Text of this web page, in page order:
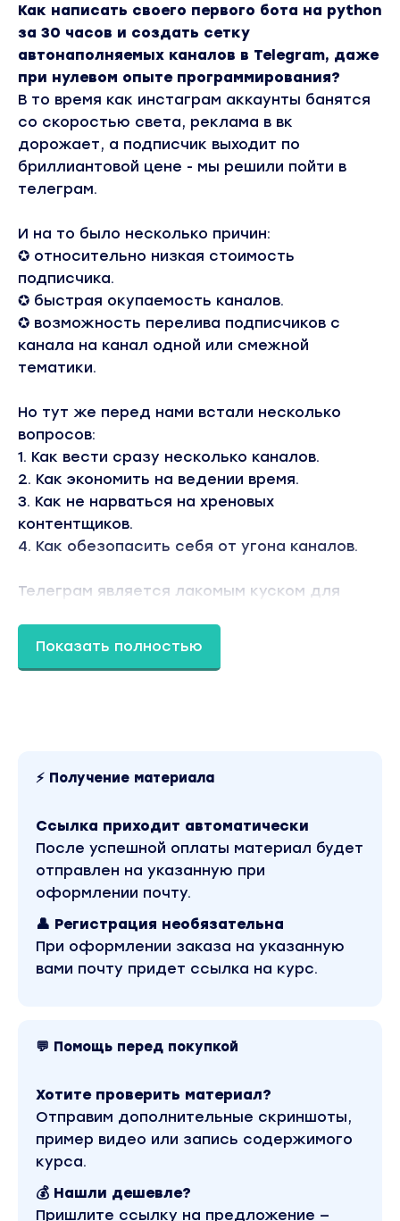
Как написать своего первого бота на python
за 30 часов и создать сетку
автонаполняемых каналов в Telegram, даже
при нулевом опыте программирования?
В то время как инстаграм аккаунты банятся
со скоростью света, реклама в вк
дорожает, а подписчик выходит по
бриллиантовой цене - мы решили пойти в
телеграм.
И на то было несколько причин:
✪ относительно низкая стоимость
подписчика.
✪ быстрая окупаемость каналов.
✪ возможность перелива подписчиков с
канала на канал одной или смежной
тематики.
Но тут же перед нами встали несколько
вопросов:
1. Как вести сразу несколько каналов.
2. Как экономить на ведении время.
3. Как не нарваться на хреновых
контентщиков.
4. Как обезопасить себя от угона каналов.
Телеграм является лакомым куском для
стандартному выводу:
классно - делай сам»
C# и можно сделать бота в привычной
среде - в зеннопостере.
Но будем говорить честно - у зенки есть
один недостаток, который часто
перевешивает достоинства, если мы крутим
её 24/7
перезагружать.
Второй недостаток - более дорогие серваки
В результате я решил освоить совершенно
новый для меня язык программирования -
Python и надо сказать, что после шарпа я
выдохнул с облегчением.
(Говорит ли это о том, что теперь я бросил
Показать полностью
⚡ Получение материала
Ссылка приходит автоматически
После успешной оплаты материал будет
отправлен на указанную при
оформлении почту.
👤 Регистрация необязательна
При оформлении заказа на указанную
вами почту придет ссылка на курс.
💬 Помощь перед покупкой
Хотите проверить материал?
Отправим дополнительные скриншоты,
пример видео или запись содержимого
курса.
💰 Нашли дешевле?
Пришлите ссылку на предложение —